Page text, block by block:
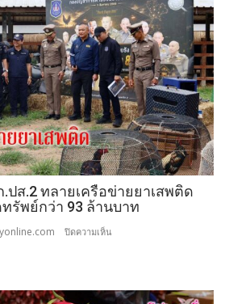
ปส.2 ทลายเครือข่ายยาเสพติด
ทรัพย์กว่า 93 ล้านบาท
ปิดความเห็น